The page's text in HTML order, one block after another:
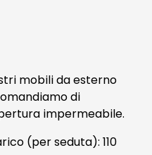
mobili da esterno
di
impermeabile.
(per seduta): 110